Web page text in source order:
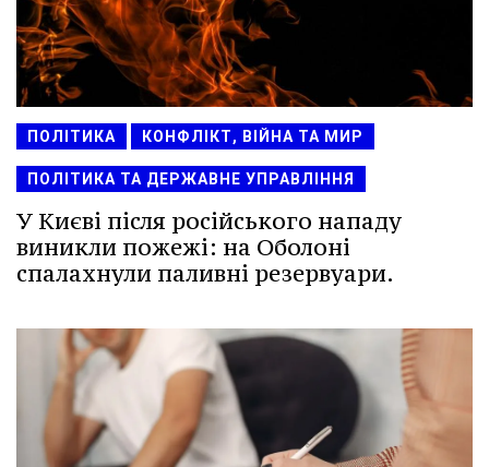
ПОЛІТИКА КОНФЛІКТ, ВІЙНА ТА МИР
ПОЛІТИКА ТА ДЕРЖАВНЕ УПРАВЛІННЯ
У Києві після російського нападу
виникли пожежі: на Оболоні
спалахнули паливні резервуари.